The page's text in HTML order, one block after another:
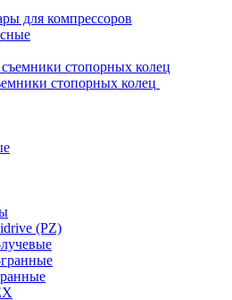
для компрессоров
стопорных колец
(PZ)